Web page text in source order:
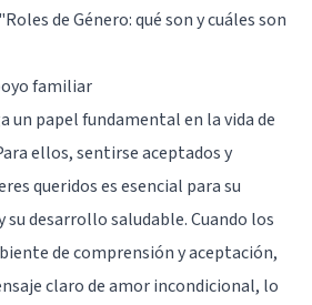
"Roles de Género: qué son y cuáles son
familiar
un papel fundamental en la vida de
ellos, sentirse aceptados y
queridos es esencial para su
desarrollo saludable. Cuando los
de comprensión y aceptación,
claro de amor incondicional, lo